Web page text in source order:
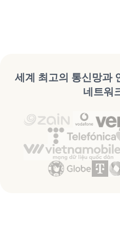
세계 최고의 통신망과
네트워